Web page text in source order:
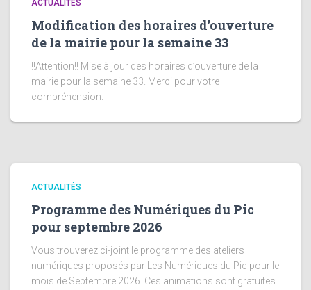
ACTUALITÉS
Modification des horaires d’ouverture
de la mairie pour la semaine 33
!!Attention!! Mise à jour des horaires d’ouverture de la
mairie pour la semaine 33. Merci pour votre
compréhension.
ACTUALITÉS
Programme des Numériques du Pic
pour septembre 2026
Vous trouverez ci-joint le programme des ateliers
numériques proposés par Les Numériques du Pic pour le
mois de Septembre 2026. Ces animations sont gratuites